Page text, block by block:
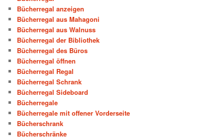
Bücherregal anzeigen
Bücherregal aus Mahagoni
Bücherregal aus Walnuss
Bücherregal der Bibliothek
Bücherregal des Büros
Bücherregal öffnen
Bücherregal Regal
Bücherregal Schrank
Bücherregal Sideboard
Bücherregale
Bücherregale mit offener Vorderseite
Bücherschrank
Bücherschränke